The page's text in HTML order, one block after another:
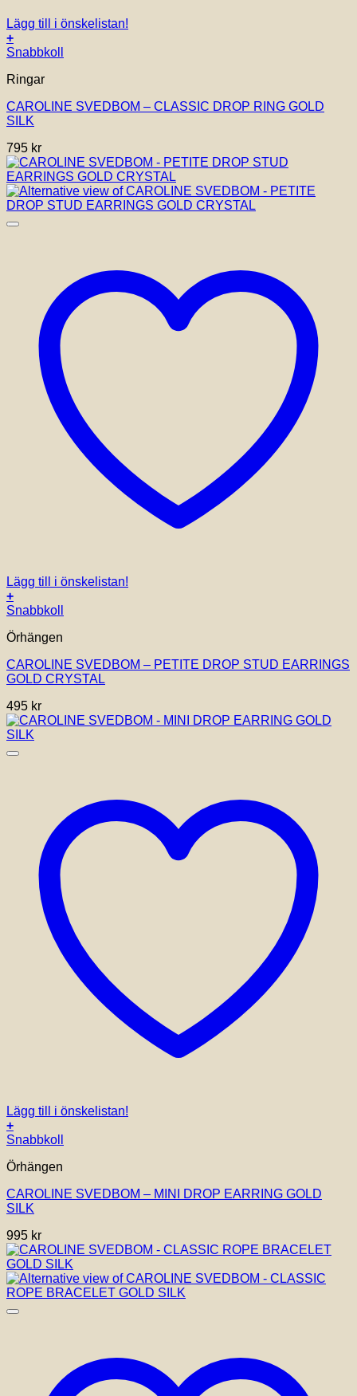
Lägg till i önskelistan!
+
Snabbkoll
Ringar
CAROLINE SVEDBOM – CLASSIC DROP RING GOLD
SILK
795 kr
Lägg till i önskelistan!
+
Snabbkoll
Örhängen
CAROLINE SVEDBOM – PETITE DROP STUD EARRINGS
GOLD CRYSTAL
495 kr
Lägg till i önskelistan!
+
Snabbkoll
Örhängen
CAROLINE SVEDBOM – MINI DROP EARRING GOLD
SILK
995 kr